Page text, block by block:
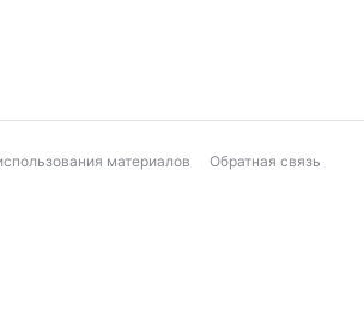
материалов Обратная связь